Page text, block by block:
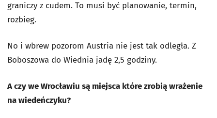
graniczy z cudem. To musi być planowanie, termin,
rozbieg.
No i wbrew pozorom Austria nie jest tak odległa. Z
Boboszowa do Wiednia jadę 2,5 godziny.
A czy we Wrocławiu są miejsca które zrobią wrażenie
na wiedeńczyku?